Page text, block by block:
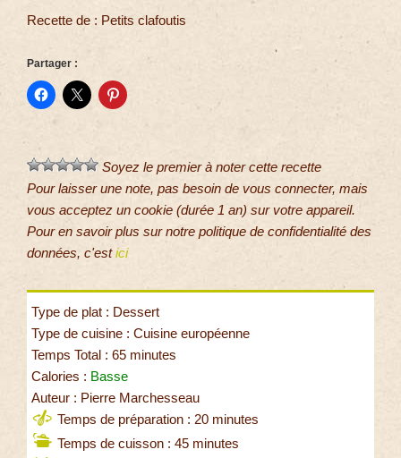
Recette de : Petits clafoutis
Partager :
Soyez le premier à noter cette recette
Pour laisser une note, pas besoin de vous connecter, mais
vous acceptez un cookie (durée 1 an) sur votre appareil.
Pour en savoir plus sur notre politique de confidentialité des
données, c'estici
Type de plat : Dessert
Type de cuisine : Cuisine européenne
Temps Total : 65 minutes
Calories : Basse
Auteur : Pierre Marchesseau
Temps de préparation : 20 minutes
Temps de cuisson : 45 minutes